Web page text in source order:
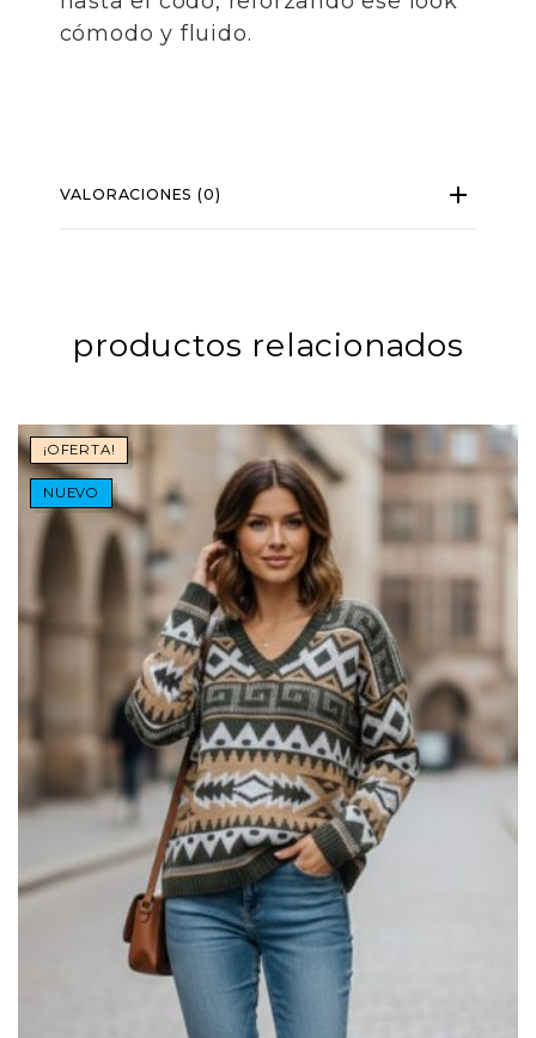
cómodo y fluido.
VALORACIONES (0)
productos relacionados
¡OFERTA!
NUEVO